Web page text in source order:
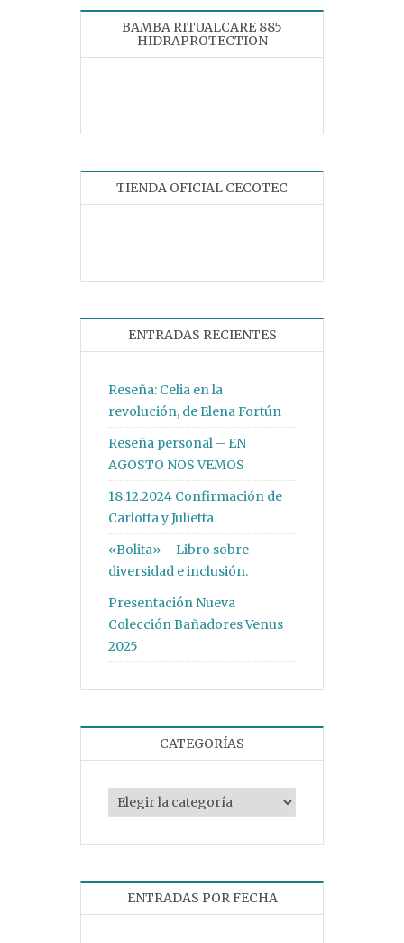
BAMBA RITUALCARE 885
HIDRAPROTECTION
TIENDA OFICIAL CECOTEC
ENTRADAS RECIENTES
Reseña: Celia en la
revolución, de Elena Fortún
Reseña personal – EN
AGOSTO NOS VEMOS
18.12.2024 Confirmación de
Carlotta y Julietta
«Bolita» – Libro sobre
diversidad e inclusión.
Presentación Nueva
Colección Bañadores Venus
2025
CATEGORÍAS
Categorías
ENTRADAS POR FECHA